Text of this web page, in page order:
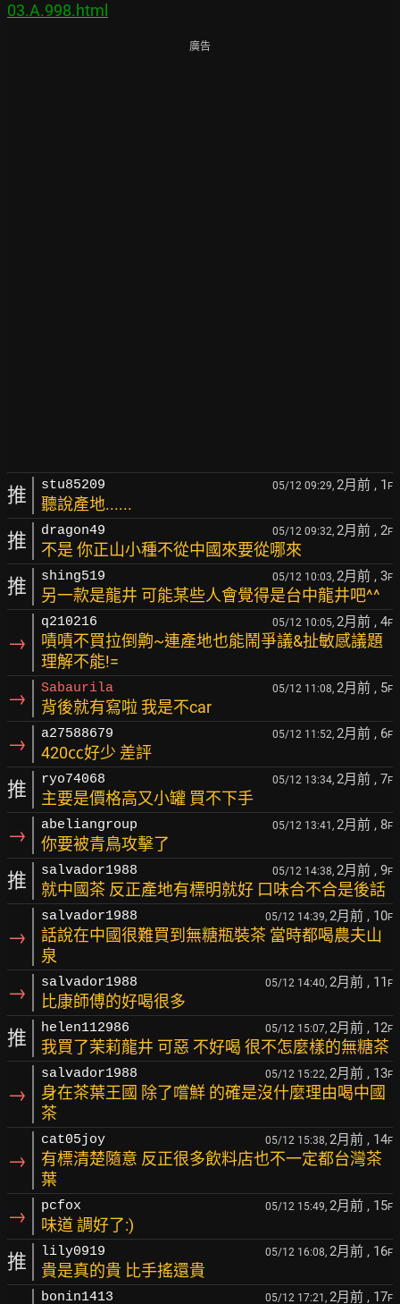
03.A.998.html
廣告
推 stu85209 05/12 09:29, 2月前 , 1 F
聽說產地......
推 dragon49 05/12 09:32, 2月前 , 2F
不是 你正山小種不從中國來要從哪來
推 shing519 05/12 10:03, 2月前 , 3F
另一款是龍井 可能某些人會覺得是台中龍井吧^^
→
q210216 05/12 10:05, 2月前 , 4F
嘖嘖不買拉倒齁~連產地也能鬧爭議&扯敏感議題
理解不能!=
→ Sabaurila 05/12 11:08, 2月前 , 5F
背後就有寫啦 我是不car
→ a27588679 05/12 11:52, 2月前 , 6F
420㏄好少 差評
推 ryo74068 05/12 13:34, 2月前 , 7F
主要是價格高又小罐 買不下手
→ abeliangroup 05/12 13:41, 2月前 , 8F
你要被青鳥攻擊了
推 salvador1988 05/12 14:38, 2月前 , 9F
就中國茶 反正產地有標明就好 口味合不合是後話
→
salvador1988 05/12 14:39, 2月前 , 10F
話說在中國很難買到無糖瓶裝茶 當時都喝農夫山
泉
→ salvador1988 05/12 14:40, 2月前 , 11 F
比康師傅的好喝很多
推 helen112986 05/12 15:07, 2月前 , 12F
我買了茉莉龍井 可惡 不好喝 很不怎麼樣的無糖茶
→
salvador1988 05/12 15:22, 2月前 , 13F
身在茶葉王國 除了嚐鮮 的確是沒什麼理由喝中國
茶
→
cat05joy 05/12 15:38, 2月前 , 14F
有標清楚隨意 反正很多飲料店也不一定都台灣茶
葉
→ pcfox 05/12 15:49, 2月前 , 15F
味道 調好了:)
推 lily0919 05/12 16:08, 2月前 , 16F
貴是真的貴 比手搖還貴
bonin1413 05/12 17:21, 2月前 , 17F